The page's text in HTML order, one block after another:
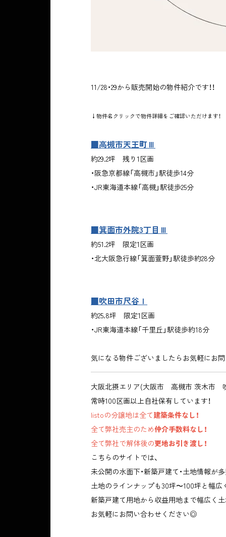
11/28・29から販売開始の物件紹介です！！
↓物件名クリックで物件詳細をご確認いただけます！
■高槻市天王町Ⅲ
約29.2坪 残り1区画
・阪急京都線「高槻市」駅徒歩14分
・JR東海道本線「高槻」駅徒歩25分
■箕面市外院3丁目Ⅲ
約51.2坪 限定1区画
・北大阪急行線「箕面萱野」駅徒歩約28分
■吹田市尺谷Ⅰ
約25.8坪 限定1区画
・JR東海道本線「千里丘」駅徒歩約18分
気になる物件ございましたらお気軽にお
大阪北摂エリア(大阪市 高槻市 茨木
常時100区画以上自社保有しています！
listoの分譲地は全て建築条件なし！
全て弊社売主のため仲介手数料なし！
全て弊社で解体後の更地お引き渡し！
こちらのサイトでは、
未公開の水面下・新築戸建て・土地情報が
土地のラインナップも30坪〜100坪と幅広
新築戸建て用地から収益用地まで幅広く土
お気軽にお問い合わせください◎